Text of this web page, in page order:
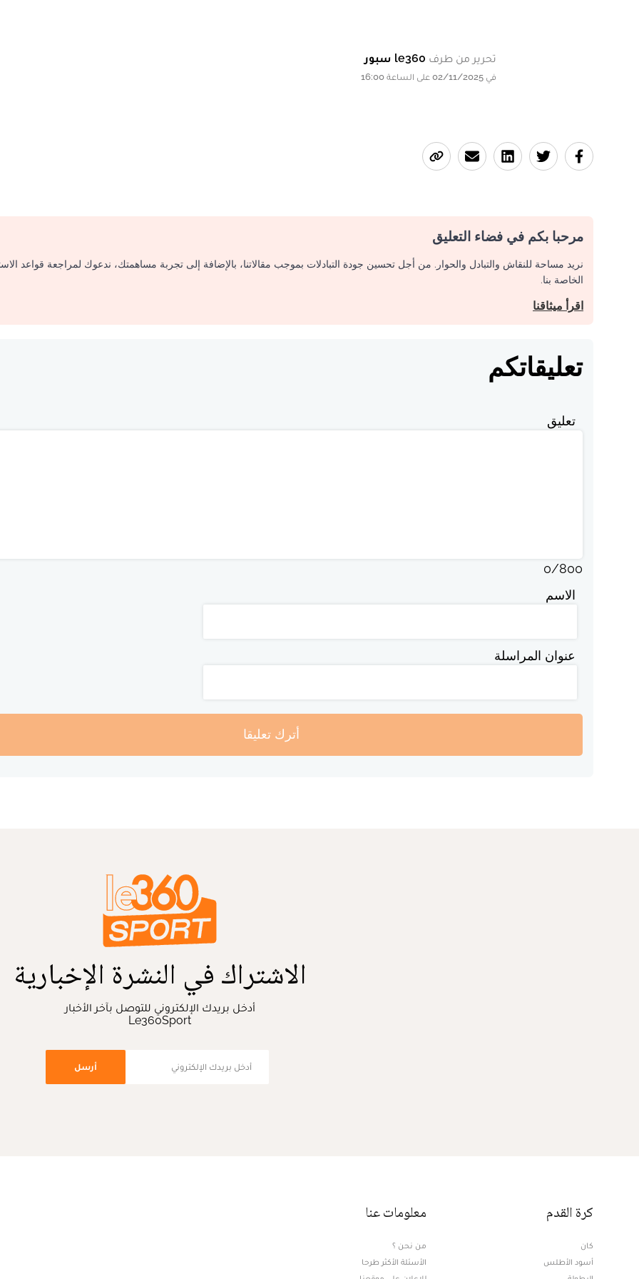
تحرير من طرف le360 سبور
في 02/11/2025 على الساعة 16:00
مرحبا بكم في فضاء التعليق
نريد مساحة للنقاش والتبادل والحوار. من أجل تحسين جودة التبادلات بموجب مقالاتنا، بالإضافة إلى تجربة مساهمتك، ندعوك لمراجعة قواعد
الخاصة بنا.
اقرأ ميثاقنا
تعليقاتكم
تعليق
0/800
الاسم
عنوان المراسلة
أترك تعليقا
الاشتراك في النشرة الإخبارية
أدخل بريدك الإلكتروني للتوصل بآخر الأخبار
Le360Sport
أرسل
كرة القدم
كان
أسود الأطلس
معلومات عنا
من نحن ؟
الأسئلة الأكثر طرحا